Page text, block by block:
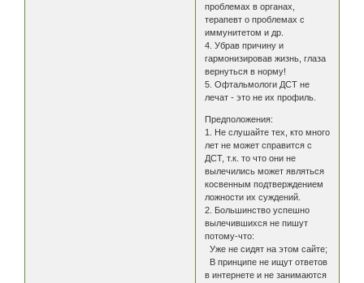
проблемах в органах,
терапевт о проблемах с
иммунитетом и др.
4. Убрав причину и
гармонизировав жизнь, глаза
вернуться в норму!
5. Офтальмологи ДСТ не
лечат - это не их профиль.
Предположения:
1. Не слушайте тех, кто много
лет не может справится с
ДСТ, т.к. то что они не
вылечились может являться
косвенным подтверждением
ложности их суждений.
2. Большинство успешно
вылечившихся не пишут
потому-что:
Уже не сидят на этом сайте;
В принципе не ищут ответов
в интернете и не занимаются